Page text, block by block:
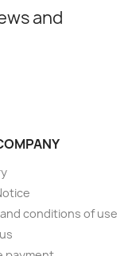
and
conditions of use